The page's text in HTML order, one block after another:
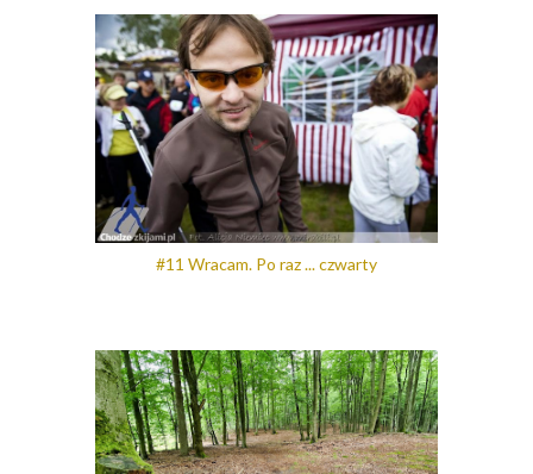
#11 Wracam. Po raz ... czwarty